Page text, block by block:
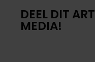
DEEL DIT
MEDIA!